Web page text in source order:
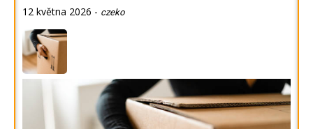
12 května 2026 - czeko